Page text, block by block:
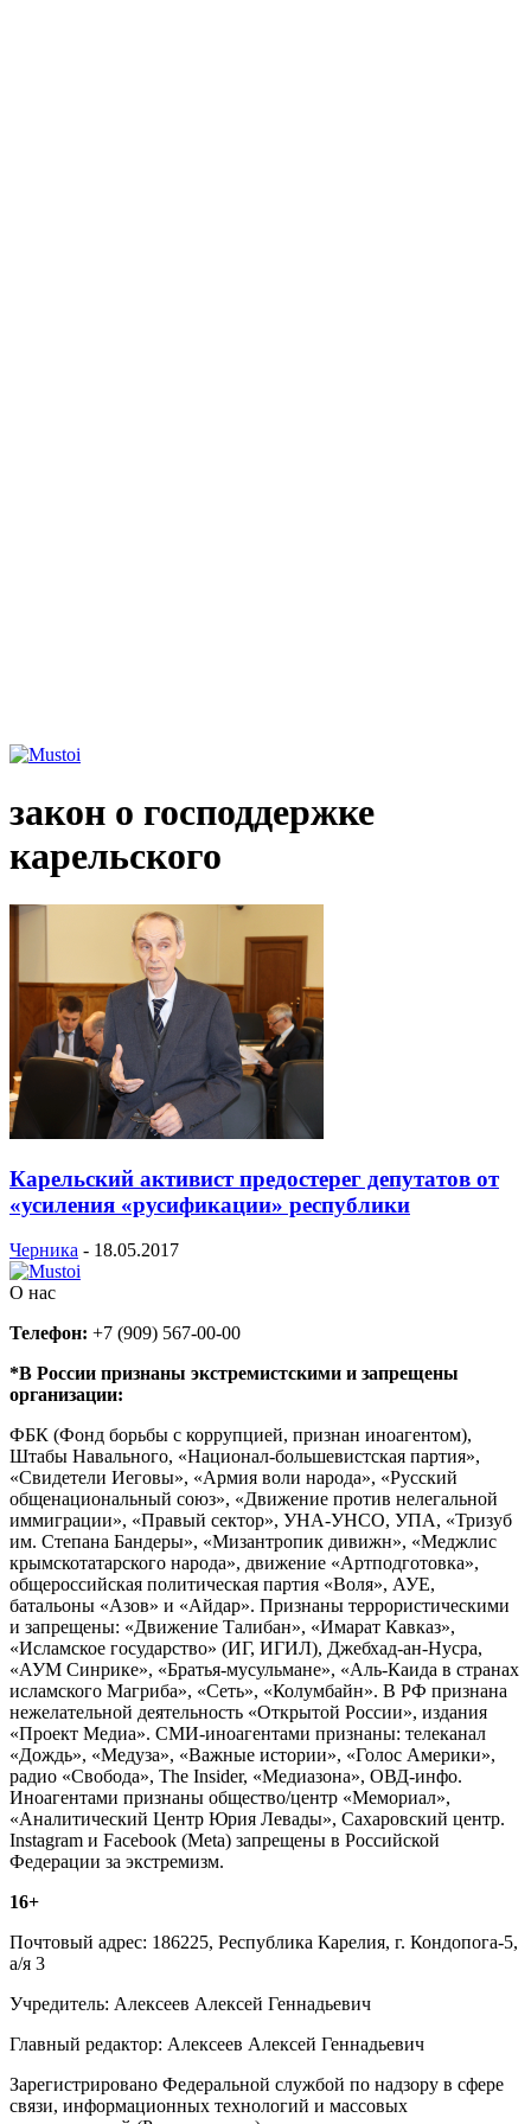
закон о господдержке
карельского
Карельский активист предостерег депутатов от
«усиления «русификации» республики
Черника - 18.05.2017
О нас
Телефон: +7 (909) 567-00-00
*В России признаны экстремистскими и запрещены
организации:
ФБК (Фонд борьбы с коррупцией, признан иноагентом),
Штабы Навального, «Национал-большевистская партия»,
«Свидетели Иеговы», «Армия воли народа», «Русский
общенациональный союз», «Движение против нелегальной
иммиграции», «Правый сектор», УНА-УНСО, УПА, «Тризуб
им. Степана Бандеры», «Мизантропик дивижн», «Меджлис
крымскотатарского народа», движение «Артподготовка»,
общероссийская политическая партия «Воля», АУЕ,
батальоны «Азов» и «Айдар». Признаны террористическими
и запрещены: «Движение Талибан», «Имарат Кавказ»,
«Исламское государство» (ИГ, ИГИЛ), Джебхад-ан-Нусра,
«АУМ Синрике», «Братья-мусульмане», «Аль-Каида в странах
исламского Магриба», «Сеть», «Колумбайн». В РФ признана
нежелательной деятельность «Открытой России», издания
«Проект Медиа». СМИ-иноагентами признаны: телеканал
«Дождь», «Медуза», «Важные истории», «Голос Америки»,
радио «Свобода», The Insider, «Медиазона», ОВД-инфо.
Иноагентами признаны общество/центр «Мемориал»,
«Аналитический Центр Юрия Левады», Сахаровский центр.
Instagram и Facebook (Metа) запрещены в Российской
Федерации за экстремизм.
16+
Почтовый адрес: 186225, Республика Карелия, г. Кондопога-5,
а/я 3
Учредитель: Алексеев Алексей Геннадьевич
Главный редактор: Алексеев Алексей Геннадьевич
Зарегистрировано Федеральной службой по надзору в сфере
связи, информационных технологий и массовых